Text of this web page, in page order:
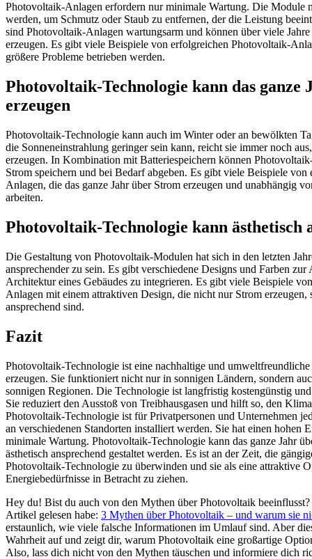
Photovoltaik-Anlagen erfordern nur minimale Wartung. Die Module
werden, um Schmutz oder Staub zu entfernen, der die Leistung
sind Photovoltaik-Anlagen wartungsarm und können über viele
erzeugen. Es gibt viele Beispiele von erfolgreichen Photovoltaik-
größere Probleme betrieben werden.
Photovoltaik-Technologie kann das ganze
erzeugen
Photovoltaik-Technologie kann auch im Winter oder an bewölkten
die Sonneneinstrahlung geringer sein kann, reicht sie immer noch
erzeugen. In Kombination mit Batteriespeichern können
Strom speichern und bei Bedarf abgeben. Es gibt viele Beispiele
Anlagen, die das ganze Jahr über Strom erzeugen und unabhängig
arbeiten.
Photovoltaik-Technologie kann ästhetisch
Die Gestaltung von Photovoltaik-Modulen hat sich in den letzten
ansprechender zu sein. Es gibt verschiedene Designs und Farben
Architektur eines Gebäudes zu integrieren. Es gibt viele Beispiele
Anlagen mit einem attraktiven Design, die nicht nur Strom erzeugen,
ansprechend sind.
Fazit
Photovoltaik-Technologie ist eine nachhaltige und
erzeugen. Sie funktioniert nicht nur in sonnigen Ländern, sondern
sonnigen Regionen. Die Technologie ist langfristig kostengünstig
Sie reduziert den Ausstoß von Treibhausgasen und hilft so, den
Photovoltaik-Technologie ist für Privatpersonen und Unternehmen
an verschiedenen Standorten installiert werden. Sie hat einen hohen
minimale Wartung. Photovoltaik-Technologie kann das ganze Jahr
ästhetisch ansprechend gestaltet werden. Es ist an der Zeit, die
Photovoltaik-Technologie zu überwinden und sie als eine attraktive
Energiebedürfnisse in Betracht zu ziehen.
Hey du! Bist du auch von den Mythen über Photovoltaik
Artikel gelesen habe: 3 Mythen über Photovoltaik – und warum sie
erstaunlich, wie viele falsche Informationen im Umlauf sind. Aber
Wahrheit auf und zeigt dir, warum Photovoltaik eine großartige
Also, lass dich nicht von den Mythen täuschen und informiere dich